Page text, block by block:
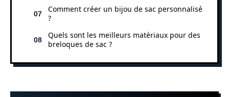
Comment créer un bijou de sac personnalisé
?
Quels sont les meilleurs matériaux pour des
breloques de sac ?